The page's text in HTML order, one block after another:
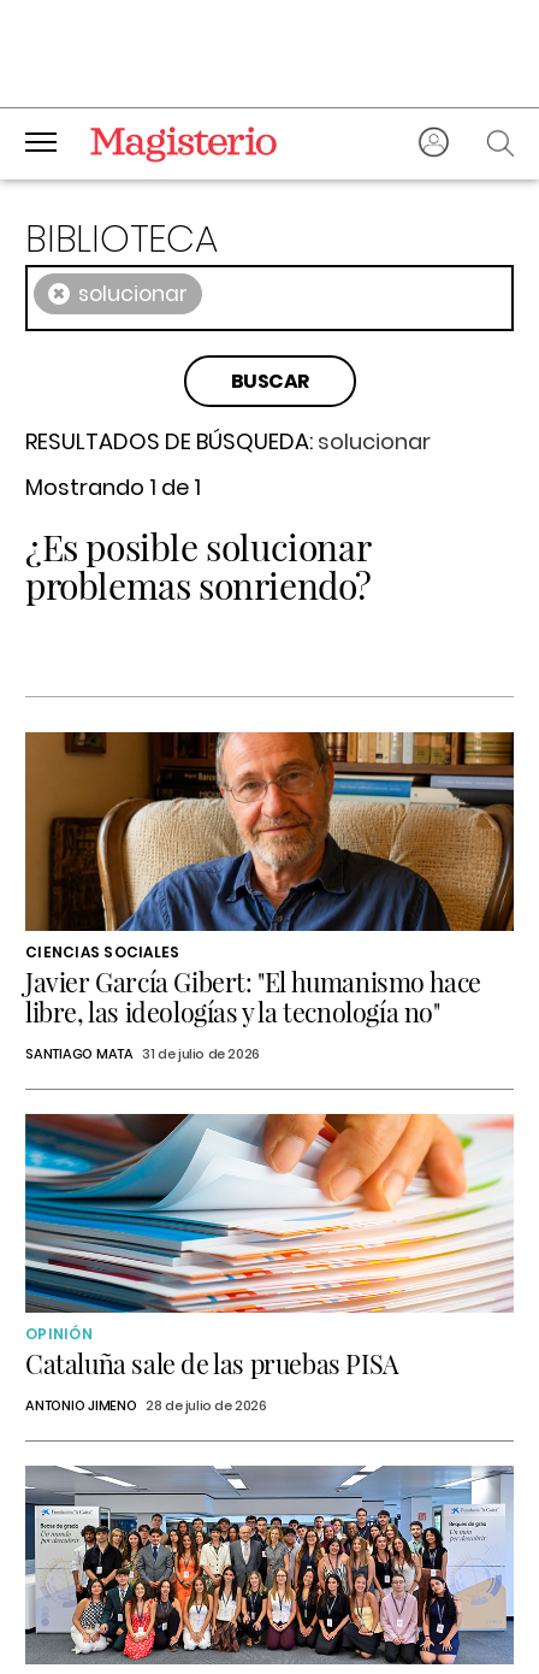
BIBLIOTECA
× solucionar
RESULTADOS DE BÚSQUEDA: solucionar
Mostrando 1 de 1
¿Es posible solucionar
problemas sonriendo?
CIENCIAS SOCIALES
Javier García Gibert: "El humanismo hace
libre, las ideologías y la tecnología no"
SANTIAGO MATA 31 de julio de 2026
OPINIÓN
Cataluña sale de las pruebas PISA
ANTONIO JIMENO 28 de julio de 2026